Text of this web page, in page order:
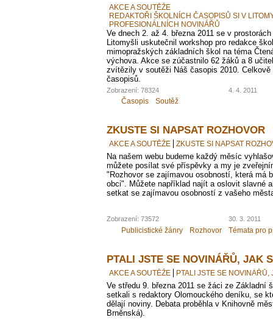
AKCE A SOUTĚŽE
REDAKTOŘI ŠKOLNÍCH ČASOPISŮ SI V
PROFESIONÁLNÍCH NOVINÁŘŮ
Ve dnech 2. až 4. března 2011 se v
Litomyšli uskutečnil workshop pro redakce
mimopražských základních škol na téma
výchova. Akce se zúčastnilo 62 žáků a 8
zvítězily v soutěži Náš časopis 2010.
časopisů.
Zobrazení: 78324 4. 4. 2011
Časopis Soutěž
ZKUSTE SI NAPSAT ROZHOVOR
AKCE A SOUTĚŽE ZKUSTE SI NAPSAT
Na našem webu budeme každý měsíc
můžete posílat své příspěvky a my je
"Rozhovor se zajímavou osobností, která má
obci". Můžete například najít a oslovit slavné
setkat se zajímavou osobností z vašeho
Zobrazení: 73572 30. 3. 2011
Publicistické žánry Rozhovor Témata pro
PTALI JSTE SE NOVINÁŘŮ, JAK
AKCE A SOUTĚŽE PTALI JSTE SE
Ve středu 9. března 2011 se žáci ze Základní
setkali s redaktory Olomouckého deníku, se
dělají noviny. Debata proběhla v Knihovně
Brněnská).